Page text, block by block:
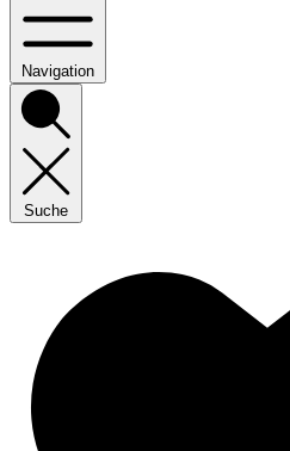
Navigation
Suche